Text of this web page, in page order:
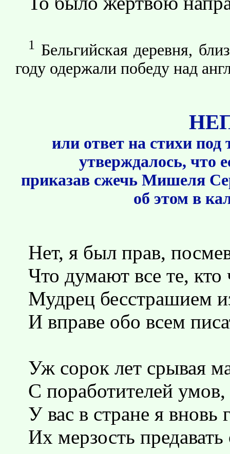
1 Бельгийская деревня,
году одержали победу над
или ответ на стихи
утверждалось, что
приказав сжечь Мишеля
об этом в
Нет, я был прав,
Что думают все те, кто
Мудрец бесстрашием
И вправе обо всем
Уж сорок лет срывая
С поработителей умов,
У вас в стране я вновь
Их мерзость предавать